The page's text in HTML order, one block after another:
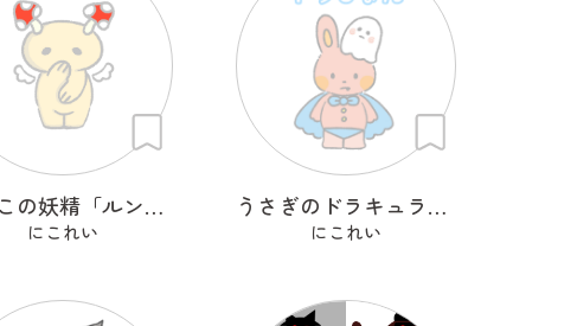
きのこの妖精「ルンルン」
にこれい
うさぎのドラキュラ「ドラぴょん」
にこれい